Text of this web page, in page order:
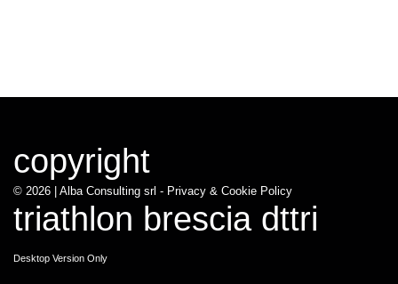
copyright
© 2026 | Alba Consulting srl - Privacy & Cookie Policy
triathlon brescia dttri
Desktop Version Only